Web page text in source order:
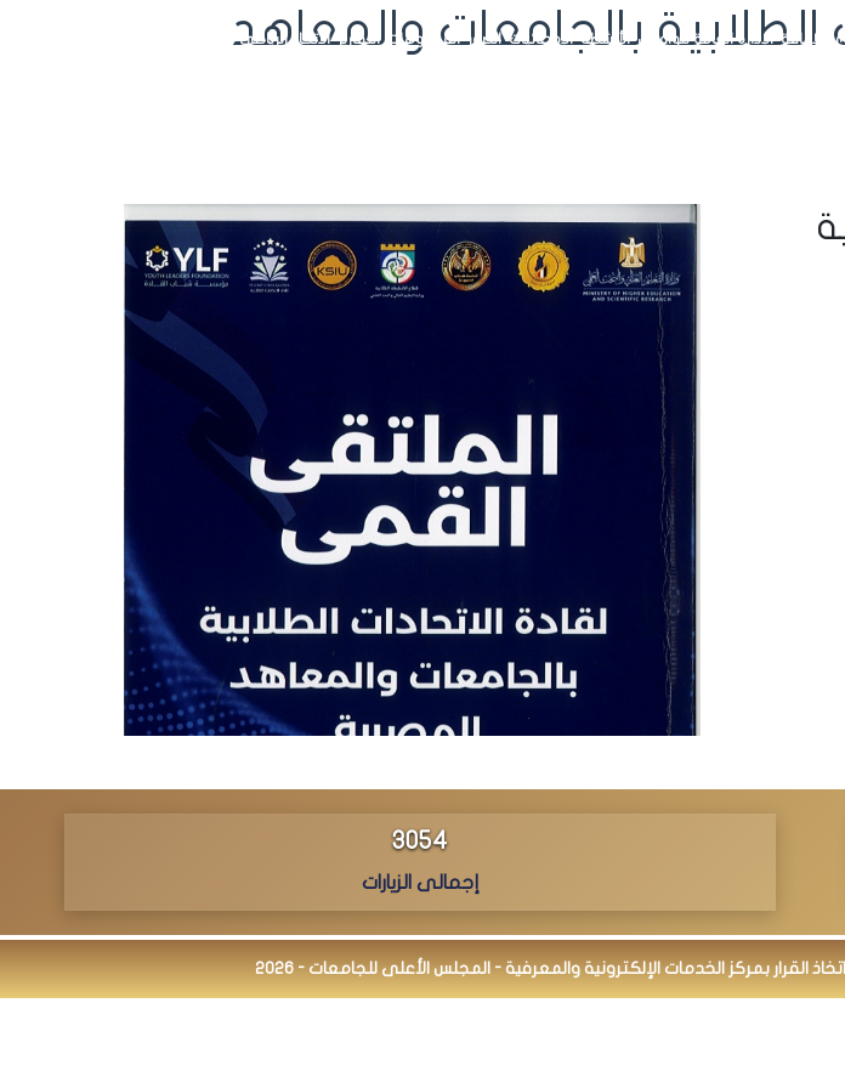
الإعاقة الإدارة العامة للوافدين الأنشطة الإحصائيات الصور الفيديوهات التقارير الاتحاد الرياضي للجامعات
بالجامعات والمعاهد
3202
إجمالى الزيارات
بمركز الخدمات الإلكترونية والمعرفية - المجلس الأعلى للجامعات - 2026